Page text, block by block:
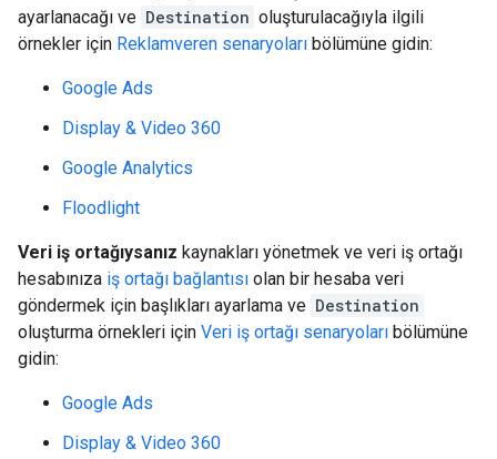
ayarlanacağı ve Destination oluşturulacağıyla ilgili
örnekler için Reklamveren senaryoları bölümüne gidin:
Google Ads
Display & Video 360
Google Analytics
Floodlight
Veri iş ortağıysanız kaynakları yönetmek ve veri iş ortağı
hesabınıza iş ortağı bağlantısı olan bir hesaba veri
göndermek için başlıkları ayarlama ve Destination
oluşturma örnekleri için Veri iş ortağı senaryoları bölümüne
gidin:
Google Ads
Display & Video 360